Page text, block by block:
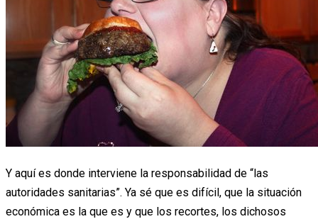
Y aquí es donde interviene la responsabilidad de “las
autoridades sanitarias”. Ya sé que es difícil, que la situación
económica es la que es y que los recortes, los dichosos